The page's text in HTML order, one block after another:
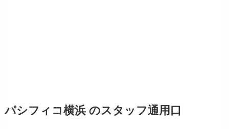
パシフィコ横浜 のスタッフ通用口